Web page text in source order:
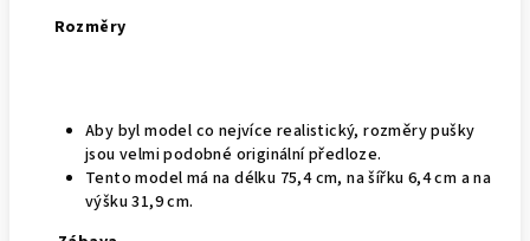
Rozměry
Aby byl model co nejvíce realistický, rozměry pušky
jsou velmi podobné originální předloze.
Tento model má na délku 75,4 cm, na šířku 6,4 cm a na
výšku 31,9 cm.